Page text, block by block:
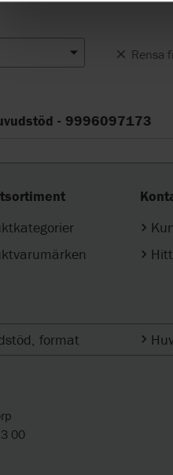
Rensa
- 9996097173
format
00